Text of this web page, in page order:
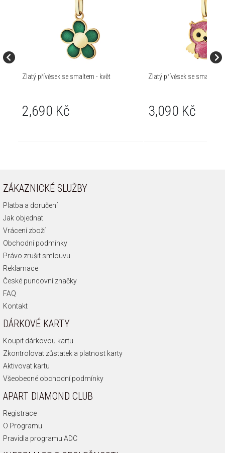
Zlatý přívěsek se smaltem - květ
2,690 Kč
Zlatý přívěsek se smaltem
3,090 Kč
ZÁKAZNICKÉ SLUŽBY
Platba a doručení
Jak objednat
Vrácení zboží
Obchodní podmínky
Právo zrušit smlouvu
Reklamace
České puncovní značky
FAQ
Kontakt
DÁRKOVÉ KARTY
Koupit dárkovou kartu
Zkontrolovat zůstatek a platnost karty
Aktivovat kartu
Všeobecné obchodní podmínky
APART DIAMOND CLUB
Registrace
O Programu
Pravidla programu ADC